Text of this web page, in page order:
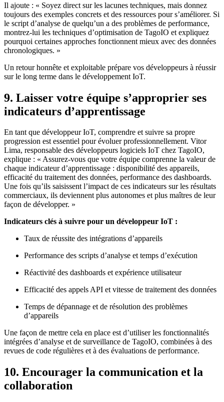
Il ajoute : « Soyez direct sur les lacunes techniques, mais donnez
toujours des exemples concrets et des ressources pour s’améliorer. Si
le script d’analyse de quelqu’un a des problèmes de performance,
montrez-lui les techniques d’optimisation de TagoIO et expliquez
pourquoi certaines approches fonctionnent mieux avec des données
chronologiques. »
Un retour honnête et exploitable prépare vos développeurs à réussir
sur le long terme dans le développement IoT.
9. Laisser votre équipe s’approprier ses
indicateurs d’apprentissage
En tant que développeur IoT, comprendre et suivre sa propre
progression est essentiel pour évoluer professionnellement. Vitor
Lima, responsable des développeurs logiciels IoT chez TagoIO,
explique : « Assurez-vous que votre équipe comprenne la valeur de
chaque indicateur d’apprentissage : disponibilité des appareils,
efficacité du traitement des données, performance des dashboards.
Une fois qu’ils saisissent l’impact de ces indicateurs sur les résultats
commerciaux, ils deviennent plus autonomes et plus maîtres de leur
façon de développer. »
Indicateurs clés à suivre pour un développeur IoT :
Taux de réussite des intégrations d’appareils
Performance des scripts d’analyse et temps d’exécution
Réactivité des dashboards et expérience utilisateur
Efficacité des appels API et vitesse de traitement des données
Temps de dépannage et de résolution des problèmes
d’appareils
Une façon de mettre cela en place est d’utiliser les fonctionnalités
intégrées d’analyse et de surveillance de TagoIO, combinées à des
revues de code régulières et à des évaluations de performance.
10. Encourager la communication et la
collaboration